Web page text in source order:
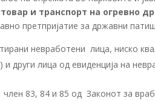
и транспорт на огревно
претпријатие за државни
невработени лица, ниско
други лица од евиденција на
83, 84 и 85 од Законот за